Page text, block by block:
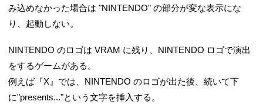
み込めなかった場合は "NINTENDO" の部分が変な表示にな
り、起動しない。
NINTENDO のロゴは VRAM に残り、NINTENDO ロゴで演出
をするゲームがある。
例えば『X』では、NINTENDO のロゴが出た後、続いて下
に"presents..."という文字を挿入する。